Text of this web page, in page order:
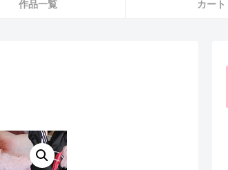
作品一覧 カート